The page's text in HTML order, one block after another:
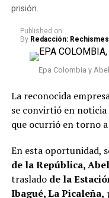
prisión.
Published on
By Redacción:
Epa Colombia y
La reconocida
se convirtió en
que ocurrió en torno
En esta oportunidad,
de la República,
traslado de la
Ibagué, La Picaleña,